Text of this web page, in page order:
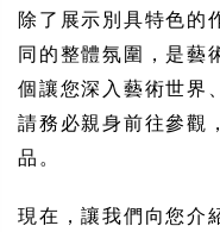
除了展示別具特色的
同的整體氛圍，是藝
個讓您深入藝術世界
請務必親身前往參觀
品。
現在，讓我們向您介